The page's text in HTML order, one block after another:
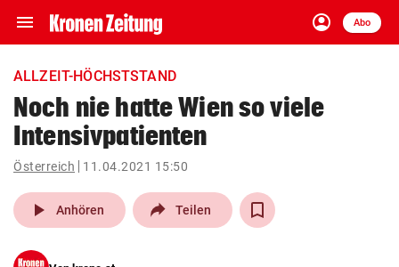
menu Navigation
ein-/ausklappen
account_circle
Anmelden
Abo
close Schließen
account_circle Anmelden
pin_drop
Wien arrow_right
ALLZEIT-HÖCHSTSTAND
Noch nie hatte Wien so viele
Intensivpatienten
Österreich 11.04.2021 15:50
play_arrow Anhören Teilen